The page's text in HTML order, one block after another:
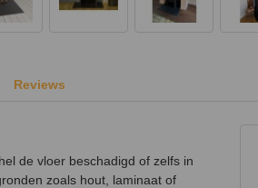
Reviews
de vloer beschadigd of zelfs in
zoals hout, laminaat of